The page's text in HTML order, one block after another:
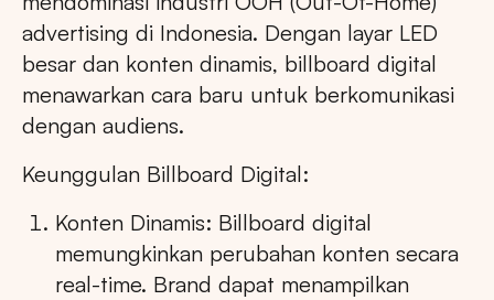
advertising di Indonesia. Dengan layar LED
besar dan konten dinamis, billboard digital
menawarkan cara baru untuk berkomunikasi
dengan audiens.
Keunggulan Billboard Digital:
Konten Dinamis: Billboard digital
memungkinkan perubahan konten secara
real-time. Brand dapat menampilkan